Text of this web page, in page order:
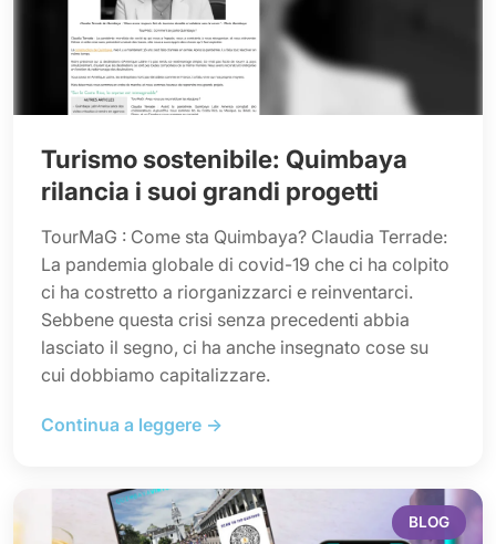
Turismo sostenibile: Quimbaya
rilancia i suoi grandi progetti
TourMaG : Come sta Quimbaya? Claudia Terrade:
La pandemia globale di covid-19 che ci ha colpito
ci ha costretto a riorganizzarci e reinventarci.
Sebbene questa crisi senza precedenti abbia
lasciato il segno, ci ha anche insegnato cose su
cui dobbiamo capitalizzare.
Continua a leggere →
BLOG